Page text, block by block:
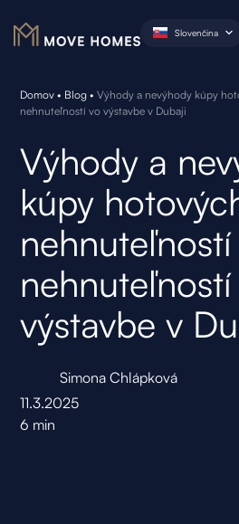
Slovenčina
Domov • Blog •Výhody a nevýhody kúpy
nehnuteľností vo výstavbe v Dubaji
Výhody a
kúpy
nehnuteľností
výstavbe v
Simona Chlápková
11.3.2025
6 min